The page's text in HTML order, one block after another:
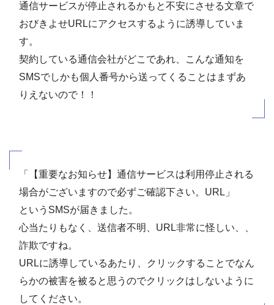
通信サービスが停止されるかもと不安にさせる文章で
おびきよせURLにアクセスするように誘導していま
す。
契約している通信会社がどこであれ、こんな通知を
SMSでしかも個人番号から送ってくることはまずあ
りえないので！！
「【重要なお知らせ】通信サービスは利用停止される
場合がございますので必ずご確認下さい。URL」
というSMSが届きました。
心当たりもなく、送信者不明、URL非常に怪しい、、
詐欺ですね。
URLに誘導しているあたり、クリックすることでなん
らかの被害を被ると思うのでクリックはしないように
してください。